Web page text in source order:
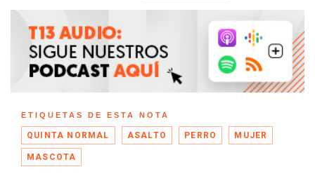
ETIQUETAS DE ESTA NOTA
QUINTA NORMAL ASALTO PERRO MUJER
MASCOTA